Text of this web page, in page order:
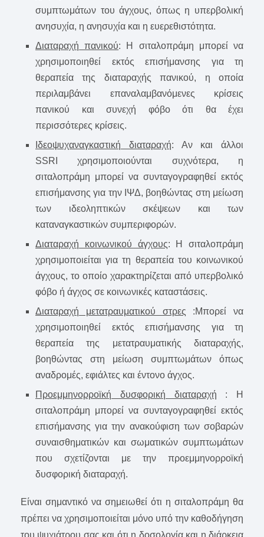
συμπτωμάτων του άγχους, όπως η υπερβολική
ανησυχία, η ανησυχία και η ευερεθιστότητα.
Διαταραχή πανικού: Η σιταλοπράμη μπορεί να
χρησιμοποιηθεί εκτός επισήμανσης για τη
θεραπεία της διαταραχής πανικού, η οποία
περιλαμβάνει επαναλαμβανόμενες κρίσεις
πανικού και συνεχή φόβο ότι θα έχει
περισσότερες κρίσεις.
Ιδεοψυχαναγκαστική διαταραχή: Αν και άλλοι
SSRI χρησιμοποιούνται συχνότερα, η
σιταλοπράμη μπορεί να συνταγογραφηθεί εκτός
επισήμανσης για την ΙΨΔ, βοηθώντας στη μείωση
των ιδεοληπτικών σκέψεων και των
καταναγκαστικών συμπεριφορών.
Διαταραχή κοινωνικού άγχους: Η σιταλοπράμη
χρησιμοποιείται για τη θεραπεία του κοινωνικού
άγχους, το οποίο χαρακτηρίζεται από υπερβολικό
φόβο ή άγχος σε κοινωνικές καταστάσεις.
Διαταραχή μετατραυματικού στρες :Μπορεί να
χρησιμοποιηθεί εκτός επισήμανσης για τη
θεραπεία της μετατραυματικής διαταραχής,
βοηθώντας στη μείωση συμπτωμάτων όπως
αναδρομές, εφιάλτες και έντονο άγχος.
Προεμμηνορροϊκή δυσφορική διαταραχή : Η
σιταλοπράμη μπορεί να συνταγογραφηθεί εκτός
επισήμανσης για την ανακούφιση των σοβαρών
συναισθηματικών και σωματικών συμπτωμάτων
που σχετίζονται με την προεμμηνορροϊκή
δυσφορική διαταραχή.
Είναι σημαντικό να σημειωθεί ότι η σιταλοπράμη θα
πρέπει να χρησιμοποιείται μόνο υπό την καθοδήγηση
του ψυχιάτρου σας και ότι η δοσολογία και η διάρκεια